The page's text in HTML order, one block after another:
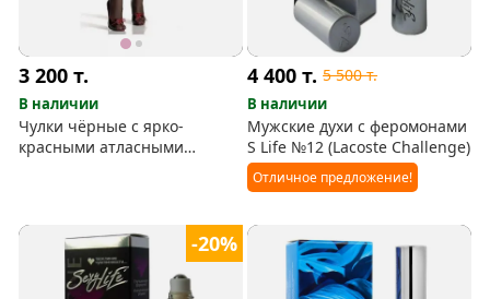
3 200т.
В наличии
Чулки чёрные с ярко-
красными атласными
4 400т. 5 500т.
В наличии
Мужские духи с феромонами
S Life №12 (Lacoste Challenge)
Отличное предложение!
-20%